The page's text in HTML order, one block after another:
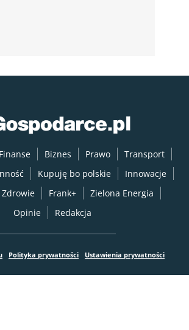
Finanse Biznes Prawo
Transport
Kupuję bo polskie
Innowacje
Zdrowie Frank+
Zielona Energia
Opinie
Redakcja
Polityka prywatności Ustawienia prywatności